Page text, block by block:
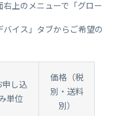
上のメニューで「グロー
バイス」タブからご希望の
申し込
単位
価格（税
別・送料
別）